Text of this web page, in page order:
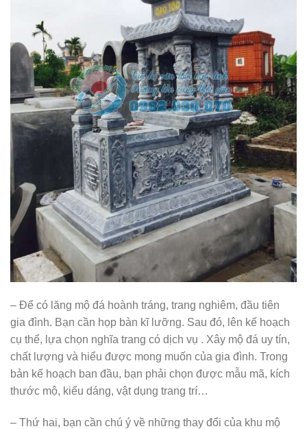
– Để có lăng mộ đá hoành tráng, trang nghiêm, đầu tiên
gia đình. Bạn cần họp bàn kĩ lưỡng. Sau đó, lên kế hoạch
cụ thể, lựa chọn nghĩa trang có dịch vụ . Xây mộ đá uy tín,
chất lượng và hiểu được mong muốn của gia đình. Trong
bản kế hoạch ban đầu, bạn phải chọn được mẫu mã, kích
thước mộ, kiểu dáng, vật dụng trang trí…
– Thứ hai, bạn cần chú ý về những thay đổi của khu mộ